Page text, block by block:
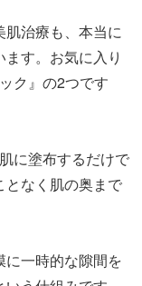
肌治療も、本当に
す。お気に入り
ク』の2つです
に塗布するだけで
となく肌の奥まで
に一時的な隙間を